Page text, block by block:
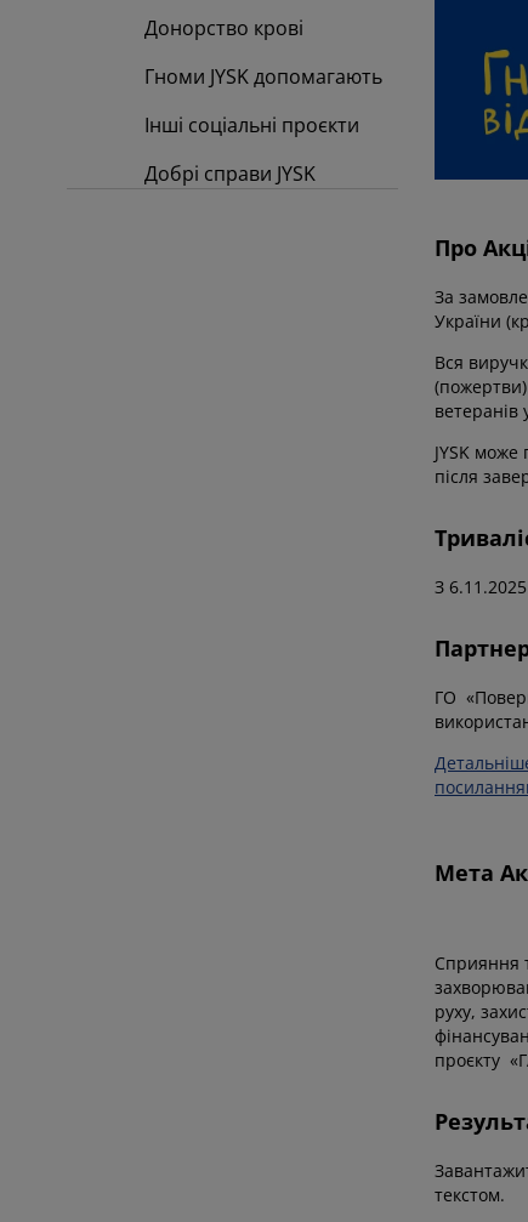
Донорство крові
Гноми JYSK допомагають
Інші соціальні проєкти
Добрі справи JYSK
Про
За
України
Вся
(пожертви)
JYSK може
після
З
ГО
Мета
Сприяння
руху,
проєкту
текстом.